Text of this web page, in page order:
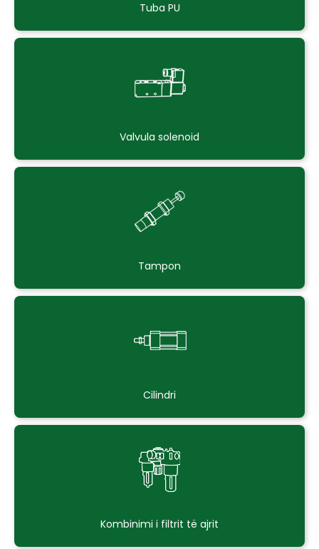
Tuba PU
Valvula solenoid
Tampon
Cilindri
Kombinimi i filtrit të ajrit